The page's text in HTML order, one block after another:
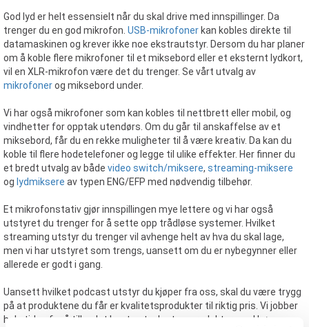
God lyd er helt essensielt når du skal drive med innspillinger. Da
trenger du en god mikrofon. USB-mikrofoner kan kobles direkte til
datamaskinen og krever ikke noe ekstrautstyr. Dersom du har planer
om å koble flere mikrofoner til et miksebord eller et eksternt lydkort,
vil en XLR-mikrofon være det du trenger. Se vårt utvalg av
mikrofonerog miksebord under.
Vi har også mikrofoner som kan kobles til nettbrett eller mobil, og
vindhetter for opptak utendørs. Om du går til anskaffelse av et
miksebord, får du en rekke muligheter til å være kreativ. Da kan du
koble til flere hodetelefoner og legge til ulike effekter. Her finner du
et bredt utvalg av både video switch/miksere, streaming-miksere
og lydmiksere av typen ENG/EFP med nødvendig tilbehør.
Et mikrofonstativ gjør innspillingen mye lettere og vi har også
utstyret du trenger for å sette opp trådløse systemer. Hvilket
streaming utstyr du trenger vil avhenge helt av hva du skal lage,
men vi har utstyret som trengs, uansett om du er nybegynner eller
allerede er godt i gang.
Uansett hvilket podcast utstyr du kjøper fra oss, skal du være trygg
på at produktene du får er kvalitetsprodukter til riktig pris. Vi jobber
hele tiden for å tilby det beste utvalget av produkter med høy